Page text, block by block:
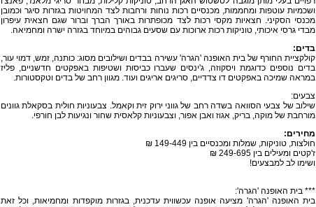
ושכמיות עוטפות ומחממות, מכנסיים רכות נוחות ורחבות לצד המחויטות בגזרות סיגר וכמובן
מכנסי הסקיני. חצאיות מקסי רכות לצד מכופתרות באורך הברך וברור שגם חצאית עיפרון
מבדי גרסי איכותי, טוניקות רכות ארוכות עם שסעים גבוהים במיוחד בגזרה ישרה ומחמיאה.
בדים:
קולקציית החורף של בית האופנה 'הגרה' עשירה בבדים ושילובים מסוג: כותנה, זמש, דמוי עור,
בדים נוספים כדוגמת ויסקוזה, ג'ינסים שעברו כביסות ושטיפות באפקטים חדשניים, פליז
במראה שמיכה באפקטים דו צדדיים, סריגים אריגים ועוד. מגוון רחב של בדים וטקסטורות.
צבעים:
שילוב של צבעי הסוואה בשדה רחב של גווני ירוק זית וקאמל. צבעוניות חולית בסקאלת גוונים
מורחבת של מוקה, בריק, אגוז ואבן אפור, וצבעוניות קלאסית שחור ונגיעות לבן חורפי.
מחירים:
חולצות, טוניקות, שמלות ומכנסיים בין 149-449 ₪
ז'קטים ומעילים בין 249-695 ₪
ושימו לב למבצעים!
*** בית האופנה 'הגרה':
בית האופנה 'הגרה' מציעה אופנה עכשווית עדכנית, בגזרות מוקפדות ומחמיאות, וכל זאת